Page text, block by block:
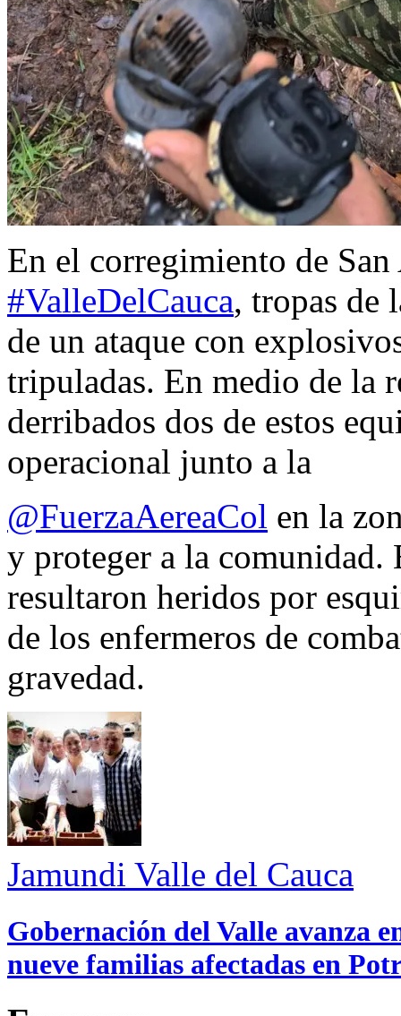
En el corregimiento de
#ValleDelCauca, tropas de
de un ataque con
tripuladas. En medio de la
derribados dos de estos
operacional junto a la
@FuerzaAereaCol en la
y proteger a la comunidad.
resultaron heridos por
de los enfermeros de
gravedad.
Jamundi Valle del Cauca
Gobernación del Valle avanza
nueve familias afectadas en